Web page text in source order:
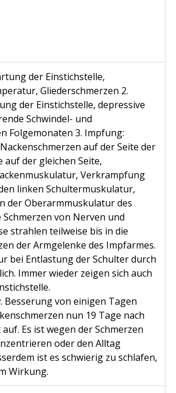
der Einstichstelle,
Gliederschmerzen 2.
der Einstichstelle, depressive
Schwindel- und
Folgemonaten 3. Impfung:
auf der Seite der
auf der gleichen Seite,
Verkrampfung
linken Schultermuskulatur,
der Oberarmmuskulatur des
von Nerven und
strahlen teilweise bis in die
der Armgelenke des Impfarmes.
bei Entlastung der Schulter durch
Immer wieder zeigen sich auch
von einigen Tagen
nun 19 Tage nach
Es ist wegen der Schmerzen
oder den Alltag
ist es schwierig zu schlafen,
Wirkung.